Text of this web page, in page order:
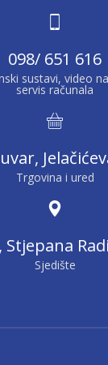
098/ 651 616
sustavi, video
servis računala
Trgovina i ured
Stjepana
Sjedište